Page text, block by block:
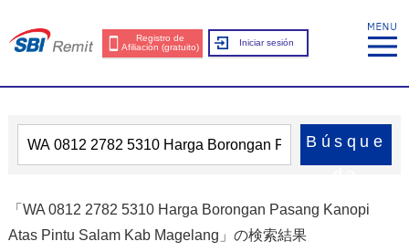
Registro de
Afiliación (gratuito)
Iniciar sesión
Búsque
「WA 0812 2782 5310 Harga Borongan Pasang Kanopi
Atas Pintu Salam Kab Magelang」の検索結果